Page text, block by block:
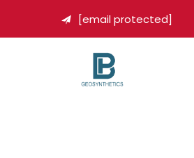
 [email protected]